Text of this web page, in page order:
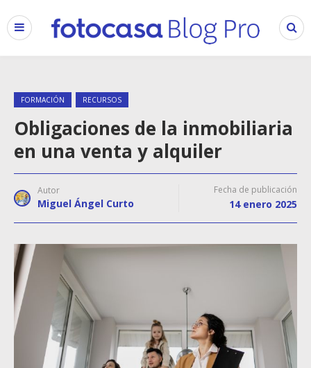
FORMACIÓN RECURSOS
Obligaciones de la inmobiliaria
en una venta y alquiler
Autor
Miguel Ángel Curto
Fecha de publicación
14 enero 2025